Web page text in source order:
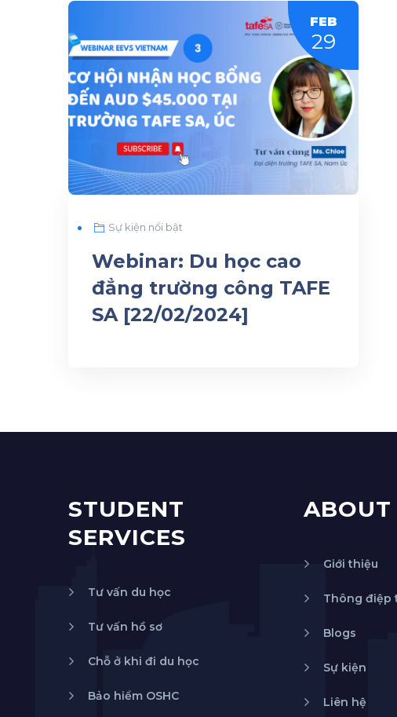
FEB
29
Sự kiện nổi bật
Webinar: Du học cao
đẳng trường công TAFE
SA [22/02/2024]
STUDENT
SERVICES
Tư vấn du học
Tư vấn hồ sơ
Chỗ ở khi đi du học
Bảo hiểm OSHC
ABOUT
Giới thiệu
Thông điệp
Blogs
Sự kiện
Liên hệ